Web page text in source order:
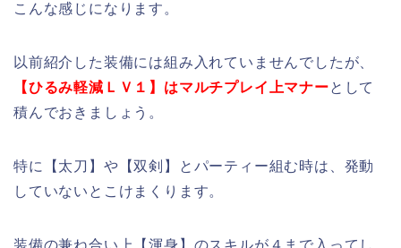
こんな感じになります。
以前紹介した装備には組み入れていませんでしたが、
【ひるみ軽減ＬＶ１】はマルチプレイ上マナーとして
積んでおきましょう。
特に【太刀】や【双剣】とパーティー組む時は、発動
していないとこけまくります。